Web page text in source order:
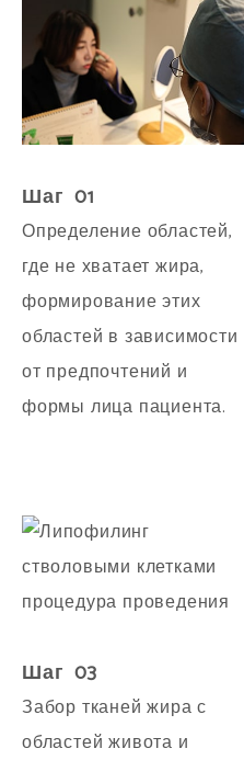
Шаг 01
Определение областей,
где не хватает жира,
формирование этих
областей в зависимости
от предпочтений и
формы лица пациента.
Шаг 03
Забор тканей жира с
областей живота и